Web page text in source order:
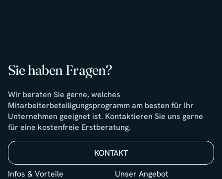
Sie haben Fragen?
Wir beraten Sie gerne, welches
Mitarbeiterbeteiligungsprogramm am besten für Ihr
Unternehmen geeignet ist. Kontaktieren Sie uns gerne
für eine kostenfreie Erstberatung.
KONTAKT
Infos & Vorteile Unser Angebot